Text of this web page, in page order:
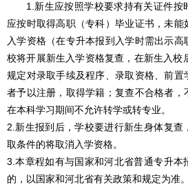
1.新生应按照学校要求持有关证件按
应按时取得高职（专科）毕业证书，未
入学资格（在专升本报到入学时需出示
校将开展新生入学资格复查，在新生入校
规定对录取手续及程序、录取资格、前
者予以注册，取得学籍；复查不合格者，
在本科学习期间不允许转学或转专业。
2.新生报到后，学校要进行新生身体复查
取条件的将取消入学资格。
3.本章程如有与国家和河北省普通专升本
的，以国家和河北省有关政策和规定为准。